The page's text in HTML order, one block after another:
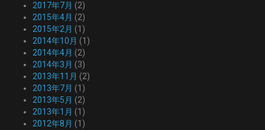
2017年7月 (2)
2015年4月 (2)
2015年2月 (1)
2014年10月 (1)
2014年4月 (2)
2014年3月 (3)
2013年11月 (2)
2013年7月 (1)
2013年5月 (2)
2013年1月 (1)
2012年8月 (1)